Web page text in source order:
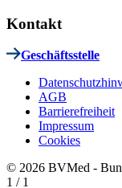
Kontakt
Geschäftsstelle
AGB
Barrierefreiheit
Impressum
Cookies
© 2026 BVMed -
1 / 1